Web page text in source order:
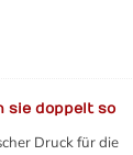
sie doppelt so
Druck für die